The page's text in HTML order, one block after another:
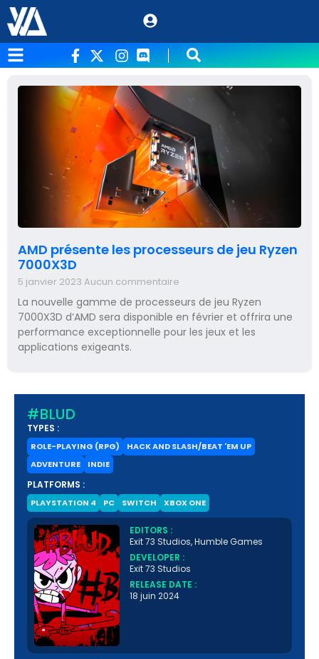
AMD présente les processeurs de jeu Ryzen
7000X3D
5 janvier 2023 Aucun commentaire
La nouvelle gamme de processeurs de jeu Ryzen
7000X3D d’AMD sera disponible en février et offrira une
performance exceptionnelle pour les jeux et les
applications exigeants.
#BLUD
TYPES :
ROLE-PLAYING (RPG)
HACK AND SLASH/BEAT 'EM UP
ADVENTURE
INDIE
PLATFORMS :
PLAYSTATION 4 PC SWITCH XBOX ONE
EDITORS :
Exit 73 Studios, Humble Games
DEVELOPER :
Exit 73 Studios
RELEASE DATE :
18 juin 2024